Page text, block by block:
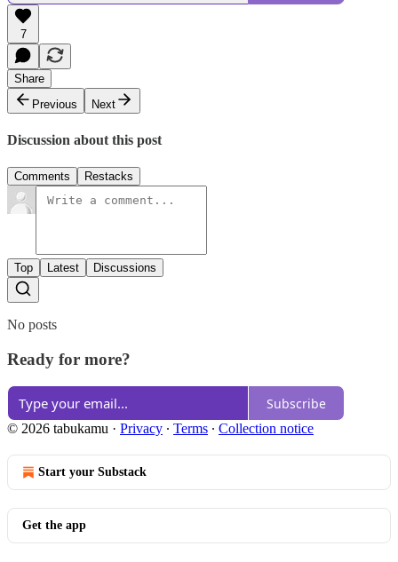
7
Share
Previous
Next
Discussion about this post
Comments Restacks
Top Latest Discussions
No posts
Ready for more?
Subscribe
© 2026 tabukamu · Privacy ∙ Terms ∙ Collection notice
Start your Substack
Get the app